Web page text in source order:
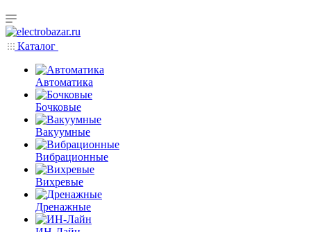
Каталог
Автоматика
Бочковые
Вакуумные
Вибрационные
Вихревые
Дренажные